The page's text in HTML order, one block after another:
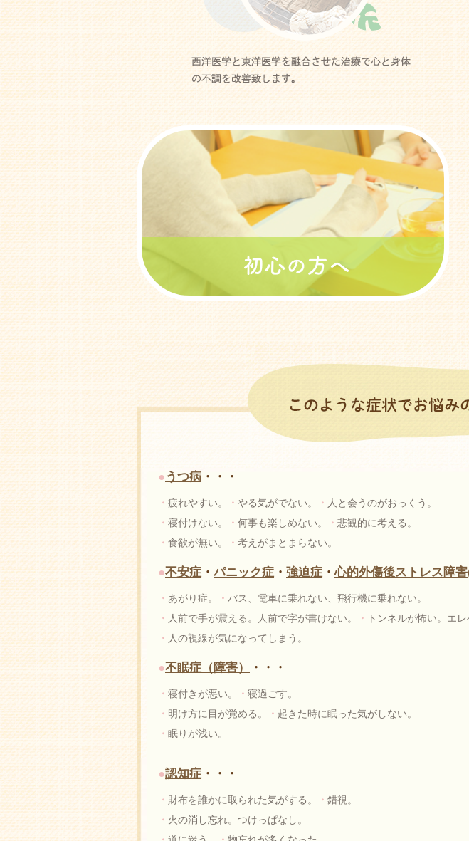
● うつ病 ・・・
・ 疲れやすい。 ・ やる気がでない。 ・ 人と会うのがおっくう。
・ 寝付けない。 ・ 何事も楽しめない。 ・ 悲観的に考える。
・ 食欲が無い。 ・ 考えがまとまらない。
●不安症 ・パニック症 ・ 強迫症 ・心的外傷後ストレス障
・ あがり症。 ・ バス、電車に乗れない、飛行機に乗れない。
・ 人前で手が震える。人前で字が書けない。 ・
トンネルが怖い。エレ
・ 人の視線が気になってしまう。
●不眠症（障害） ・・・
・ 寝付きが悪い。 ・ 寝過ごす。
・ 明け方に目が覚める。 ・ 起きた時に眠った気がしない。
・ 眠りが浅い。
●認知症 ・・・
・ 財布を誰かに取られた気がする。 ・ 錯視。
・ 火の消し忘れ。つけっぱなし。